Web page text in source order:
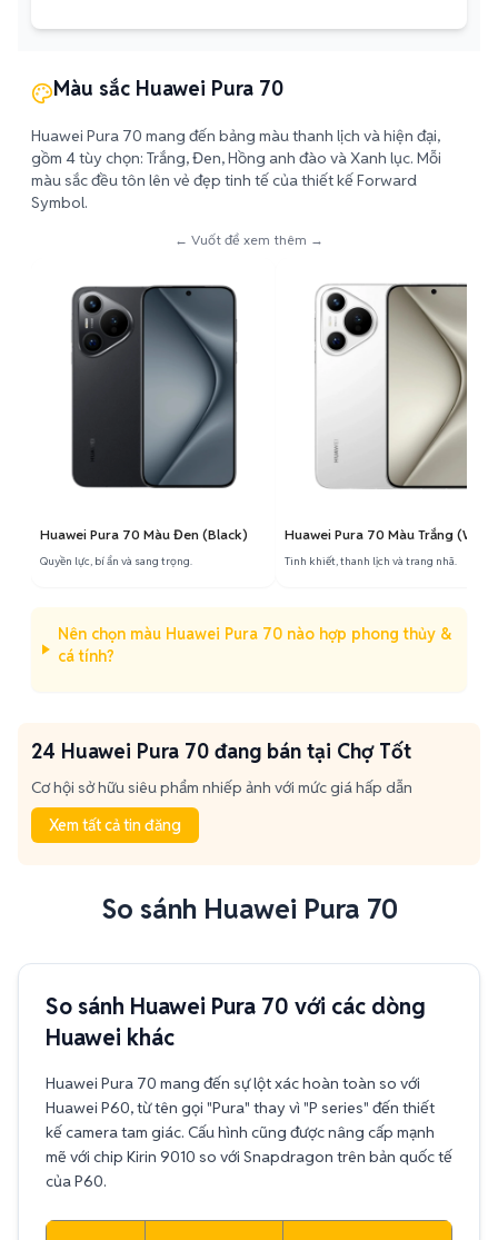
Màu sắc Huawei Pura 70
Huawei Pura 70 mang đến bảng màu thanh lịch và hiện đại,
gồm 4 tùy chọn: Trắng, Đen, Hồng anh đào và Xanh lục. Mỗi
màu sắc đều tôn lên vẻ đẹp tinh tế của thiết kế Forward
Symbol.
← Vuốt để xem thêm →
Huawei Pura 70 Màu Đen (Black)
Quyền lực, bí ẩn và sang trọng.
Huawei Pura 70 Màu Trắng
Tinh khiết, thanh lịch và trang nhã.
Nên chọn màu Huawei Pura 70 nào hợp phong thủy &
cá tính?
24 Huawei Pura 70 đang bán tại Chợ Tốt
Cơ hội sở hữu siêu phẩm nhiếp ảnh với mức giá hấp dẫn
Xem tất cả tin đăng
So sánh Huawei Pura 70
So sánh Huawei Pura 70 với các dòng
Huawei khác
Huawei Pura 70 mang đến sự lột xác hoàn toàn so với
Huawei P60, từ tên gọi "Pura" thay vì "P series" đến thiết
kế camera tam giác. Cấu hình cũng được nâng cấp mạnh
mẽ với chip Kirin 9010 so với Snapdragon trên bản quốc tế
của P60.